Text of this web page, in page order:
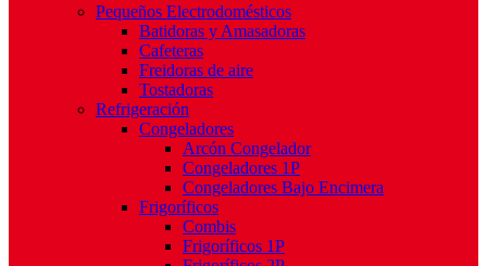
Pequeños Electrodomésticos
Batidoras y Amasadoras
Cafeteras
Freidoras de aire
Tostadoras
Refrigeración
Congeladores
Arcón Congelador
Congeladores 1P
Congeladores Bajo Encimera
Frigoríficos
Combis
Frigoríficos 1P